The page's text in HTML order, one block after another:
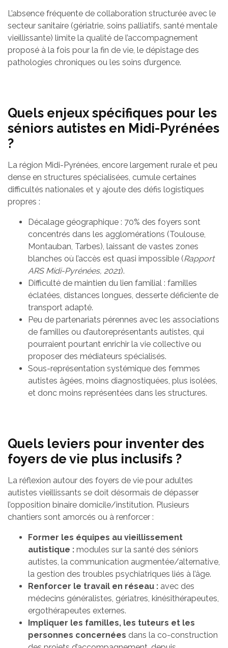
L’absence fréquente de collaboration structurée avec le
secteur sanitaire (gériatrie, soins palliatifs, santé mentale
vieillissante) limite la qualité de l’accompagnement
proposé à la fois pour la fin de vie, le dépistage des
pathologies chroniques ou les soins d’urgence.
Quels enjeux spécifiques pour les
séniors autistes en Midi-Pyrénées
?
La région Midi-Pyrénées, encore largement rurale et peu
dense en structures spécialisées, cumule certaines
difficultés nationales et y ajoute des défis logistiques
propres :
Décalage géographique : 70% des foyers sont
concentrés dans les agglomérations (Toulouse,
Montauban, Tarbes), laissant de vastes zones
blanches où l’accès est quasi impossible (Rapport
ARS Midi-Pyrénées, 2021).
Difficulté de maintien du lien familial : familles
éclatées, distances longues, desserte déficiente de
transport adapté.
Peu de partenariats pérennes avec les associations
de familles ou d’autoreprésentants autistes, qui
pourraient pourtant enrichir la vie collective ou
proposer des médiateurs spécialisés.
Sous-représentation systémique des femmes
autistes âgées, moins diagnostiquées, plus isolées,
et donc moins représentées dans les structures.
Quels leviers pour inventer des
foyers de vie plus inclusifs ?
La réflexion autour des foyers de vie pour adultes
autistes vieillissants se doit désormais de dépasser
l’opposition binaire domicile/institution. Plusieurs
chantiers sont amorcés ou à renforcer :
Former les équipes au vieillissement
autistique : modules sur la santé des séniors
autistes, la communication augmentée/alternative,
la gestion des troubles psychiatriques liés à l’âge.
Renforcer le travail en réseau : avec des
médecins généralistes, gériatres, kinésithérapeutes,
ergothérapeutes externes.
Impliquer les familles, les tuteurs et les
personnes concernées dans la co-construction